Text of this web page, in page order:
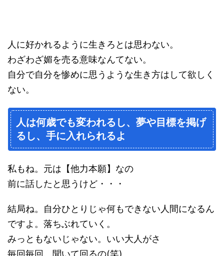
人に好かれるように生きろとは思わない。
わざわざ媚を売る意味なんてない。
自分で自分を惨めに思うような生き方はして欲しく
ない。
人は何歳でも変われるし、夢や目標を掲げ
るし、手に入れられるよ
私もね。元は【他力本願】なの
前に話したと思うけど・・・
結局ね。自分ひとりじゃ何もできない人間になるん
ですよ。落ちぶれていく。
みっともないじゃない。いい大人がさ
毎回毎回、聞いて回るの(笑)